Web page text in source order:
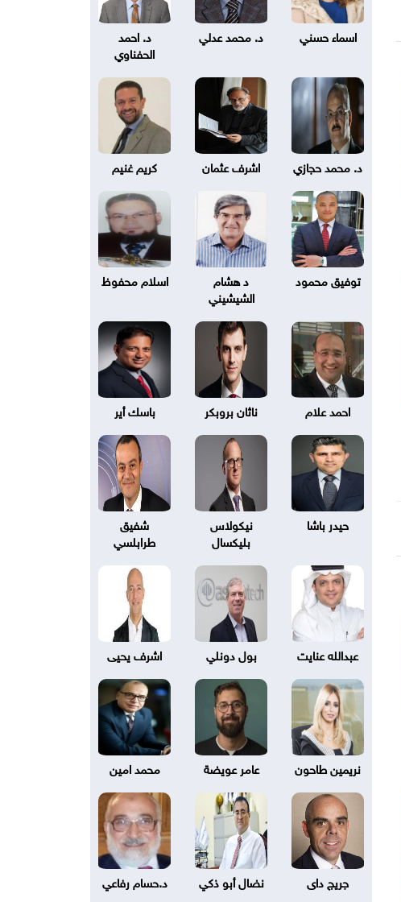
اسماء حسني د. محمد عدلي
د. احمد
الحفناوي
د. محمد حجازي اشرف عثمان كريم غنيم
توفيق محمود
د هشام
الشيشيني
اسلام محفوظ
احمد علام ناثان بروبكر باسك أير
حيدر باشا
نيكولاس
بليكسال
شفيق
طرابلسي
عبدالله عنايت بول دونلي اشرف يحيى
نريمين طاحون عامر عويضة محمد امين
جريج داى نضال أبو ذكي د.حسام رفاعي